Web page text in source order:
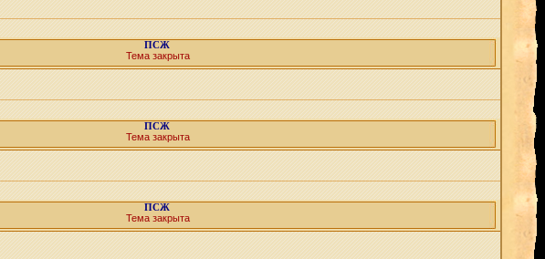
ПСЖ
Тема закрыта
ПСЖ
Тема закрыта
ПСЖ
Тема закрыта